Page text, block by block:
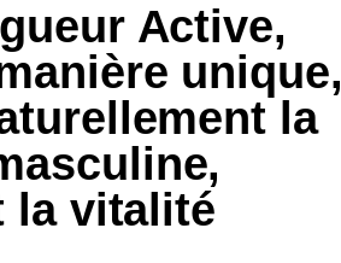
Active,
unique,
la
la vitalité